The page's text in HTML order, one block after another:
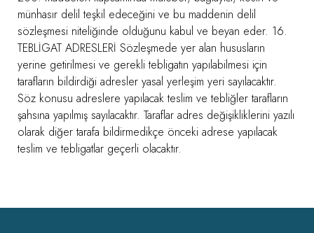
münhasır delil teşkil edeceğini ve bu maddenin delil
sözleşmesi niteliğinde olduğunu kabul ve beyan eder. 16.
TEBLİGAT ADRESLERİ Sözleşmede yer alan hususların
yerine getirilmesi ve gerekli tebligatın yapılabilmesi için
tarafların bildirdiği adresler yasal yerleşim yeri sayılacaktır.
Söz konusu adreslere yapılacak teslim ve tebliğler tarafların
şahsına yapılmış sayılacaktır. Taraflar adres değişikliklerini yazılı
olarak diğer tarafa bildirmedikçe önceki adrese yapılacak
teslim ve tebligatlar geçerli olacaktır.